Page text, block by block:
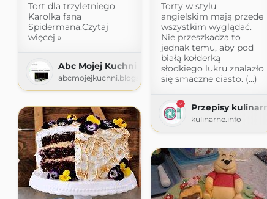
Tort dla trzyletniego
Karolka fana
Spidermana.Czytaj
więcej »
Abc Mojej Kuchni
abcmojejkuchni.blogspot.com
Torty w stylu
angielskim mają przede
wszystkim wyglądać.
Nie przeszkadza to
jednak temu, aby pod
białą kołderką
słodkiego lukru znalazło
się smaczne ciasto. (...)
Przepisy
kulinarne.info